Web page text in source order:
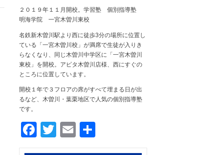
２０１９年１１月開校。学習塾 個別指導塾
明海学院 一宮木曽川東校
名鉄新木曽川駅より西に徒歩3分の場所に位置し
ている「一宮木曽川校」が満席で生徒が入りき
らなくなり、同じ木曽川中学区に「一宮木曽川
東校」を開校。アピタ木曽川店様、西にすぐの
ところに位置しています。
開校１年で３フロアの席がすべて埋まる日が出
るなど、木曽川・葉栗地区で人気の個別指導塾
です。
Facebook
TwitterEmail
有